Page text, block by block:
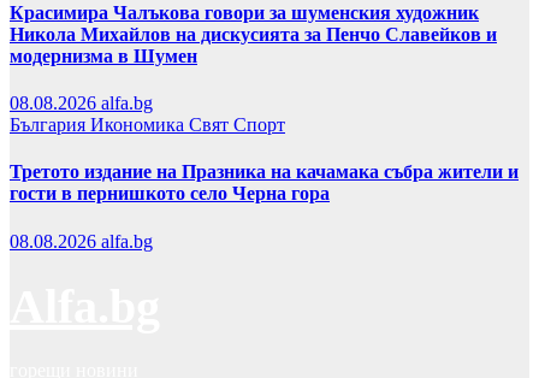
Красимира Чалъкова говори за шуменския художник
Никола Михайлов на дискусията за Пенчо Славейков и
модернизма в Шумен
08.08.2026 alfa.bg
България Икономика Свят Спорт
Третото издание на Празника на качамака събра жители и
гости в пернишкото село Черна гора
08.08.2026 alfa.bg